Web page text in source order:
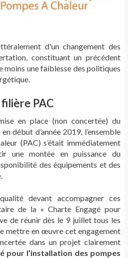
d'un changement des
constituant un précédent
moins une faiblesse des politiques
PAC
en place (non concertée) du
début d’année 2019, l’ensemble
(PAC) s’était immédiatement
une montée en puissance du
des équipements et des
devant accompagner ces
de la « Charte Engagé pour
de réunir dès le 9 juillet tous les
mettre en œuvre cet engagement
dans un projet clairement
pour l’installation des pompes